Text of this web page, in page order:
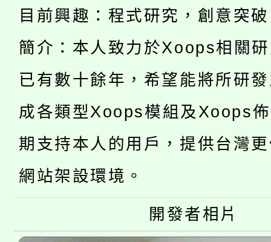
徵才活動。
YOUNG桃局內行報名
局官網。
8月14至27日，桃園電
開!
115年桃園市運動會8/
田徑場及游泳池舉行。
桃園市低收入戶享有免
視費優惠，中低收入戶
半價優惠，詳情可洽有
大園自造教育及科技中
份教師增能研習
大溪自造教育及科技中
份教師研習
淨零綠生活教案入校路
會
115年食農教育專業人
目前興趣：程式研究，創意突
簡介：本人致力於Xoops相關
已有數十餘年，希望能將所研
成各類型Xoops模組及Xoops
期支持本人的用戶，提供台灣
網站架設環境。
開發者相片